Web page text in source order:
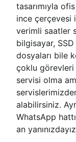
tasarımıyla
ince çerçevesi
verimli saatler
bilgisayar,
dosyaları bile
çoklu görevleri
servisi olma
alabilirsiniz.
WhatsApp
an